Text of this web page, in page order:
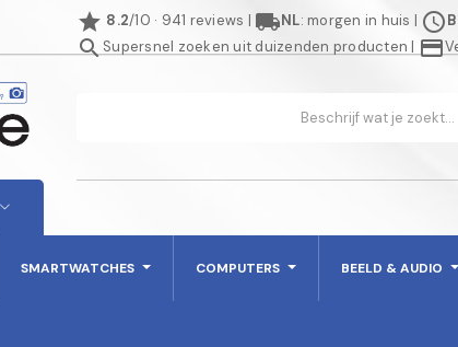
star 8.2/10 · 941 reviews | local_shippingNL: morgen in huis | schedule
searchSupersnel zoeken uit duizenden producten | credit_card
SMARTWATCHES COMPUTERS BEELD & AUDIO